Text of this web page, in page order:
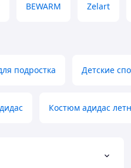
BEWARM Zelart
подростка Детские
Костюм адидас